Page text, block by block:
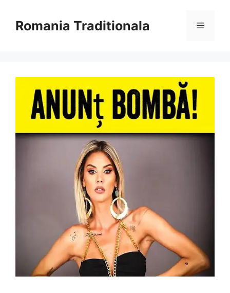
conținutRomania Traditionala Meniu